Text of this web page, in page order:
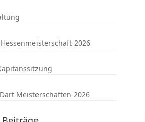
2026
Meisterschaften 2026